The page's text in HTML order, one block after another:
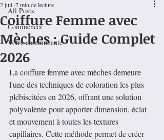
All Posts
Commencer
Votre communauté
Coiffure Femme avec
Mèches : Guide Complet
2026
2 juil. 7 min de lecture
La coiffure femme avec mèches demeure
l'une des techniques de coloration les plus
plébiscitées en 2026, offrant une solution
polyvalente pour apporter dimension, éclat
et mouvement à toutes les textures
capillaires. Cette méthode permet de créer